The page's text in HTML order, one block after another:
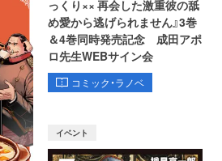
っくり×× 再会した激重彼の舐
め愛から逃げられません』3巻
＆4巻同時発売記念 成田アポ
ロ先生WEBサイン会
コミック・ラノベ
イベント